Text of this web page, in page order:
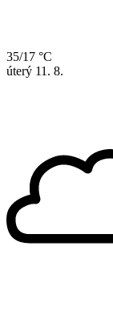
35/17 °C
úterý 11. 8.